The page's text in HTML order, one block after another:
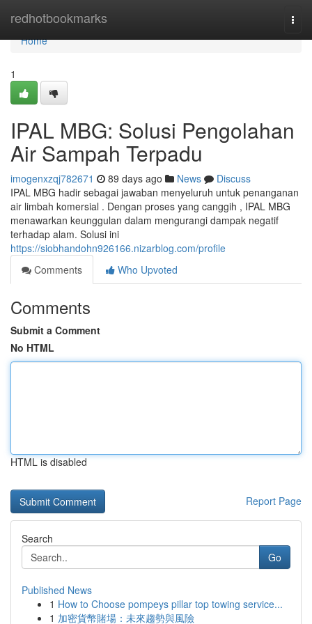
redhotbookmarks
Home
Home
1
IPAL MBG: Solusi Pengolahan
Air Sampah Terpadu
imogenxzqj782671 89 days ago News
Discuss
IPAL MBG hadir sebagai jawaban menyeluruh untuk penanganan
air limbah komersial . Dengan proses yang canggih , IPAL MBG
menawarkan keunggulan dalam mengurangi dampak negatif
terhadap alam. Solusi ini
https://siobhandohn926166.nizarblog.com/profile
Comments
Who Upvoted
Comments
Submit a Comment
No HTML
HTML is disabled
Report Page
Search
Go
Published News
1 How to Choose pompeys pillar top towing service...
1 加密貨幣賭場：未來趨勢與風險